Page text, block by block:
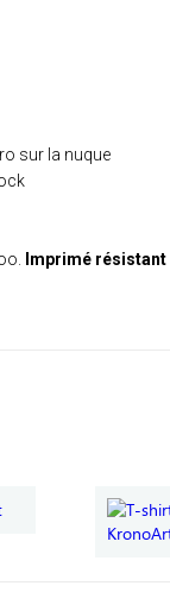
sur la nuque
Imprimé résistant